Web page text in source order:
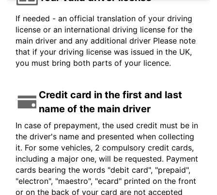
If needed - an official translation of your driving
license or an international driving license for the
main driver and any additional driver Please note
that if your driving license was issued in the UK,
you must bring both parts of your licence.
Credit card in the first and last
name of the main driver
In case of prepayment, the used credit must be in
the driver's name and presented when collecting
it. For some vehicles, 2 compulsory credit cards,
including a major one, will be requested. Payment
cards bearing the words "debit card", "prepaid",
"electron", "maestro", "ecard" printed on the front
or on the back of your card are not accepted